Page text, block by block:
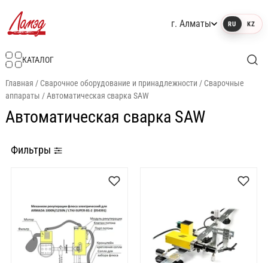
г. Алматы RU KZ
КАТАЛОГ
Главная / Сварочное оборудование и принадлежности / Сварочные
аппараты /Автоматическая сварка SAW
Автоматическая сварка SAW
Фильтры